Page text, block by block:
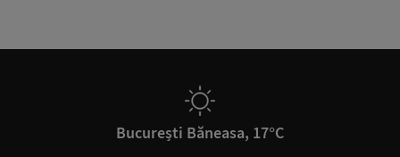
București Băneasa, 17°C